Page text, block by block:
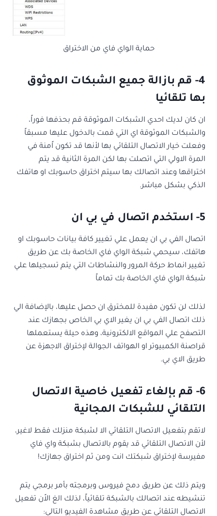
حماية الواي فاي من الاختراق
4- قم بازالة جميع الشبكات الموثوق
بها تلقائيا
ان كان لديك احدي الشبكات الموثوقة قم بحذفها فوراً،
والشبكات الموثوقة اي التي قمت بالدخول عليها مسبقاً
وفعلت خيار الاتصال التلقائي بها لأنها قد تكون اًمنة في
المرة الاولي التي اتصلت بها لكن المرة الثانية قد يتم
اختراقها وعند اتصالك بها سيتم اختراق حاسوبك او هاتفك
الذكي بشكل مباشر.
5- استخدم اتصال في بي ان
اتصال الفي بي ان يعمل علي تغيير كافة بيانات حاسوبك او
هاتفك، سيحمي شبكة الواي فاي الخاصة بك عن طريق
تغيير انماط حركة المرور والنشاطات التي يتم تسجيلها علي
شبكة الواي فاي الخاصة بك تماماً
لذلك لن تكون مفيدة للمخترق ان حصل عليها، بالإضافة الي
ذلك اتصال الفي بي ان يغير الاي بي الخاص بجهازك عند
التصفح علي المواقع الالكترونية، وهذه حيلة يستعملها
قراصنة الكمبيوتر او الهواتف الجوالة لإختراق الاجهزة عن
طريق الاي بي.
6- قم بإلغاء تفعيل خاصية الاتصال
التلقائي للشبكات المجانية
لاتقم بتفعيل الاتصال التلقائي الا لشبكة منزلك فقط لاغير،
لأن الاتصال التلقائي قد يقوم بالاتصال بشبكة واي فاي
مفيرسة لإختراق شبكتك انت ومن ثم اختراق جهازك!
ويتم ذلك عن طريق دمج فيروس وبرمجته بأمر برمجي يتم
تنشيطه عند اتصالك بالشبكة تلقائياً، لذلك الغ الاًن تفعيل
الاتصال التلقائي عن طريق مشاهدة الفيديو التالي: